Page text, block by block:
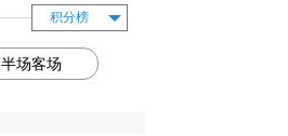
积分榜
半场客场